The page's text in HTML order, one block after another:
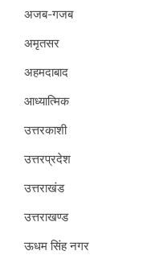
अजब-गजब
अमृतसर
अहमदाबाद
आध्यात्मिक
उत्तरकाशी
उत्तरप्रदेश
उत्तराखंड
उत्तराखण्ड
ऊधम सिंह नगर